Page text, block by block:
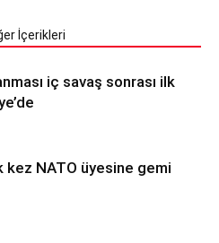
İçerikleri
iç savaş sonrası ilk
kez NATO üyesine gemi